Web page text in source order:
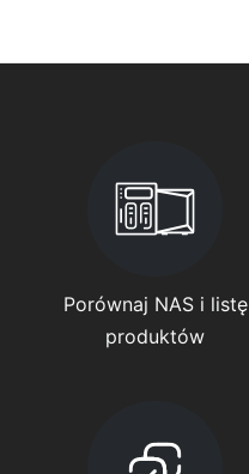
Porównaj NAS i listę
produktów